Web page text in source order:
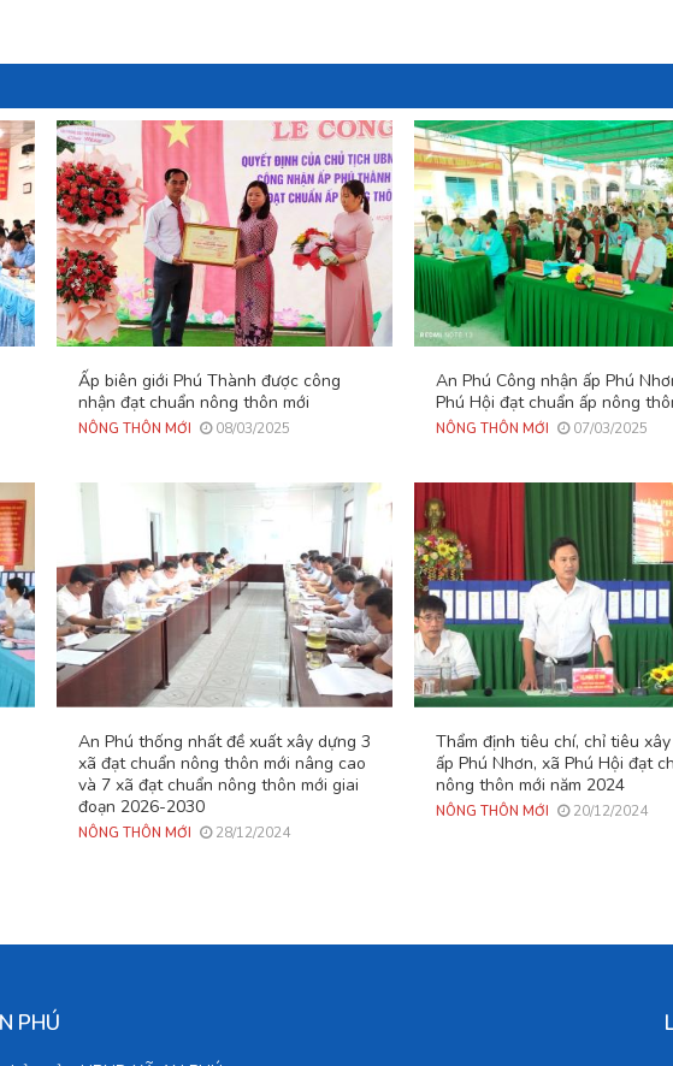
Ấp biên giới Phú Thành được công
nhận đạt chuẩn nông thôn mới
NÔNG THÔN MỚI 08/03/2025
An Phú Công nhận ấp Phú
Phú Hội đạt chuẩn ấp nông
NÔNG THÔN MỚI 07/03/2025
An Phú thống nhất đề xuất xây dựng 3
xã đạt chuẩn nông thôn mới nâng cao
và 7 xã đạt chuẩn nông thôn mới giai
đoạn 2026-2030
NÔNG THÔN MỚI 28/12/2024
Thẩm định tiêu chí, chỉ tiêu
ấp Phú Nhơn, xã Phú Hội đạt
nông thôn mới năm 2024
NÔNG THÔN MỚI 20/12/2024
PHÚ